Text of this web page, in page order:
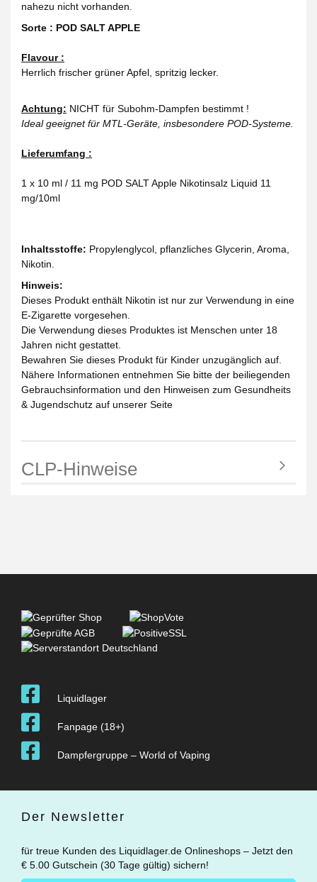
nahezu nicht vorhanden.
Sorte : POD SALT APPLE
Flavour :
Herrlich frischer grüner Apfel, spritzig lecker.
Achtung: NICHT für Subohm-Dampfen bestimmt !
Ideal geeignet für MTL-Geräte, insbesondere POD-Systeme.
Lieferumfang :
1 x 10 ml / 11 mg POD SALT Apple Nikotinsalz Liquid 11
mg/10ml
Inhaltsstoffe: Propylenglycol, pflanzliches Glycerin, Aroma,
Nikotin.
Hinweis:
Dieses Produkt enthält Nikotin ist nur zur Verwendung in eine
E-Zigarette vorgesehen.
Die Verwendung dieses Produktes ist Menschen unter 18
Jahren nicht gestattet.
Bewahren Sie dieses Produkt für Kinder unzugänglich auf.
Nähere Informationen entnehmen Sie bitte der beiliegenden
Gebrauchsinformation und den Hinweisen zum Gesundheits
& Jugendschutz auf unserer Seite
CLP-Hinweise
Liquidlager
Fanpage (18+)
Dampfergruppe – World of Vaping
Der Newsletter
für treue Kunden des Liquidlager.de Onlineshops – Jetzt den
€ 5.00 Gutschein (30 Tage gültig) sichern!